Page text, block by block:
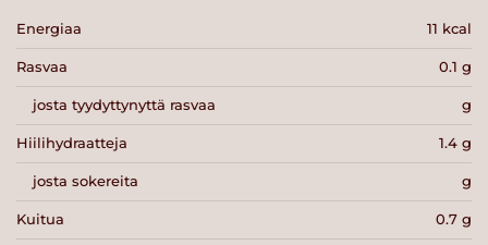
Energiaa 11 kcal
Rasvaa 0.1 g
josta tyydyttynyttä rasvaa g
Hiilihydraatteja 1.4 g
josta sokereita g
Kuitua 0.7 g